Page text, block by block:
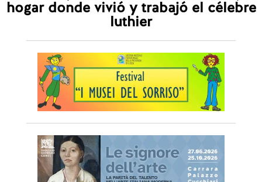
hogar donde vivió y trabajó el célebre
luthier